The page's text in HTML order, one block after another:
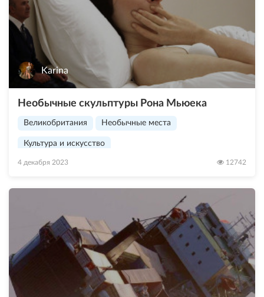
Karina
Необычные скульптуры Рона Мьюека
Великобритания Необычные места
Культура и искусство
4 декабря 2023 12742